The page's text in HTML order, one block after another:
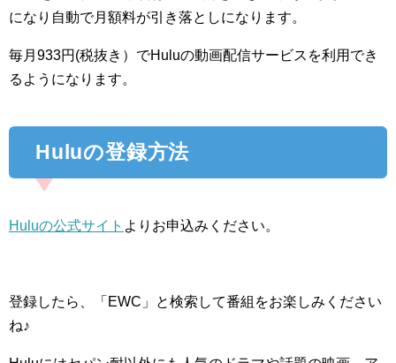
になり自動で月額料が引き落としになります。
毎月933円(税抜き）でHuluの動画配信サービスを利用でき
るようになります。
Huluの登録方法
Huluの公式サイト よりお申込みください。
登録したら、「EWC」と検索して番組をお楽しみください
ね♪